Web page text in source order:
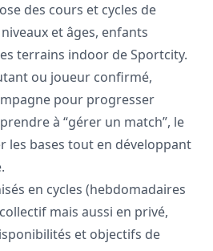
des cours et cycles de
et âges, enfants
terrains indoor de Sportcity.
ou joueur confirmé,
pour progresser
à “gérer un match”, le
les bases tout en développant
en cycles (hebdomadaires
mais aussi en privé,
et objectifs de